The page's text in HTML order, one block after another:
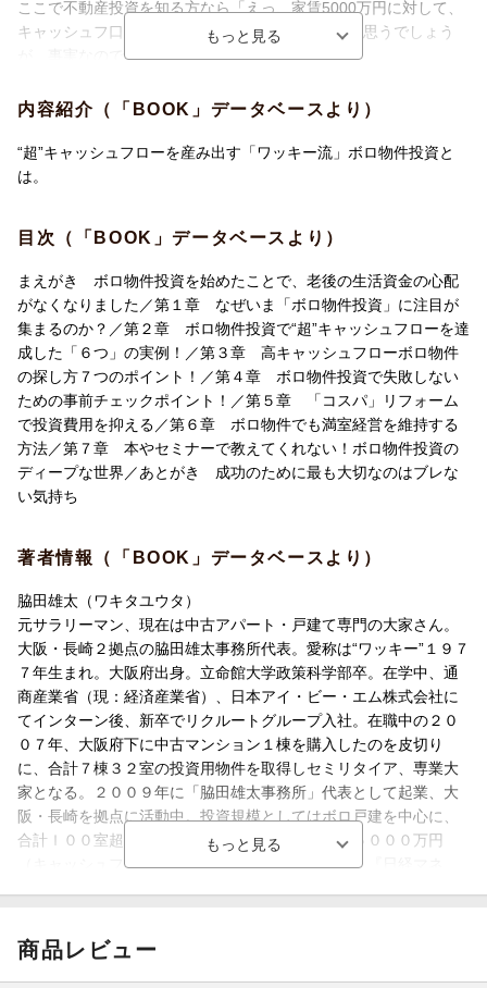
ここで不動産投資を知る方なら「えっ、家賃5000万円に対して、
キャッシュフ口1が4000万円は多すぎません?!」と思うでしょう
が、事実なのです。
ので、入ってくるお金のほとんどが手残りとなります。
なるのです。
最初にある程度の資金がいりますし、手間暇もかかりますが、返
〜目次より〜
■巻頭カラー 写真で見る！ワッキー流 激安物件で積み立て
る“超”キャッシュフロー投資事例＆ワッキー流 新築並みに仕上げ
る“コスパ”リフォーム！
■第1章 なぜいま「ボロ物件投資」に注目が集まるのか？
■第2章 ボロ物件投資で“超”キャッシュフローを達成した「6つ」
の実例！
■第3章 高キャッシュフローボロ物件の探し方7つのポイント！
■第4章 ボロ物件投資で失敗しないための事前チェックポイン
ト！
■第5章 「コスパ」リフォームで投資費用を抑える
ープな世界
内容紹介（「BOOK」データベースより）
“超”キャッシュフローを産み出す「ワッキー流」ボロ物件投資と
は。
目次（「BOOK」データベースより）
まえがき ボロ物件投資を始めたことで、老後の生活資金の心配
がなくなりました／第１章 なぜいま「ボロ物件投資」に注目が
集まるのか？／第２章 ボロ物件投資で“超”キャッシュフローを達
成した「６つ」の実例！／第３章 高キャッシュフローボロ物件
の探し方７つのポイント！／第４章 ボロ物件投資で失敗しない
ための事前チェックポイント！／第５章 「コスパ」リフォーム
で投資費用を抑える／第６章 ボロ物件でも満室経営を維持する
方法／第７章 本やセミナーで教えてくれない！ボロ物件投資の
ディープな世界／あとがき 成功のために最も大切なのはブレな
い気持ち
著者情報（「BOOK」データベースより）
脇田雄太（ワキタユウタ）
元サラリーマン、現在は中古アパート・戸建て専門の大家さん。
大阪・長崎２拠点の脇田雄太事務所代表。愛称は“ワッキー”１９７
７年生まれ。大阪府出身。立命館大学政策科学部卒。在学中、通
商産業省（現：経済産業省）、日本アイ・ビー・エム株式会社に
てインターン後、新卒でリクルートグループ入社。在職中の２０
０７年、大阪府下に中古マンション１棟を購入したのを皮切り
に、合計７棟３２室の投資用物件を取得しセミリタイア、専業大
家となる。２００９年に「脇田雄太事務所」代表として起業、大
阪・長崎を拠点に活動中。投資規模としてはボロ戸建を中心に、
合計ｌ００室超の投資用物件を取得、家賃年収は５０００万円
（キャッシュフロー４０００万円）を超えている。『日経マネ
ーに招かれるなど人気を博している（本データはこの書籍が刊行
された当時に掲載されていたものです）
商品レビュー